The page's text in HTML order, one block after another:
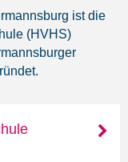
ist die
(HVHS)